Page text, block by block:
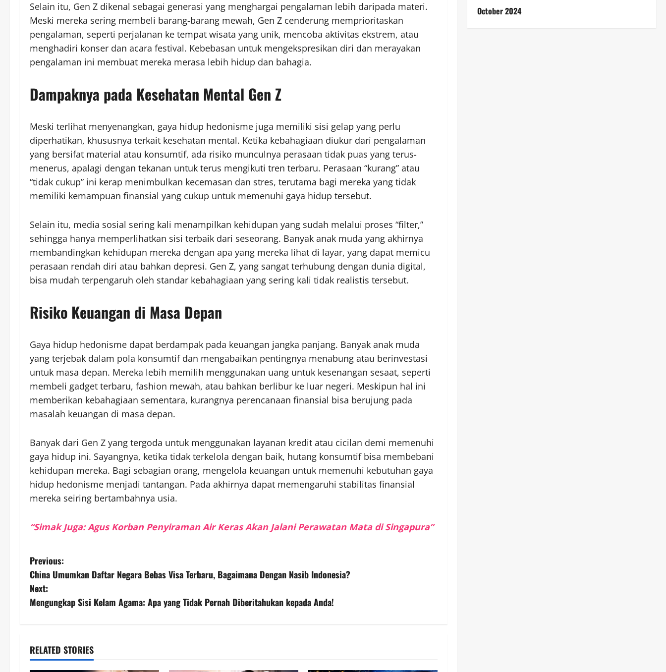
Selain itu, Gen Z dikenal sebagai generasi yang menghargai pengalaman lebih daripada materi.
Meski mereka sering membeli barang-barang mewah, Gen Z cenderung memprioritaskan
pengalaman, seperti perjalanan ke tempat wisata yang unik, mencoba aktivitas ekstrem, atau
menghadiri konser dan acara festival. Kebebasan untuk mengekspresikan diri dan merayakan
pengalaman ini membuat mereka merasa lebih hidup dan bahagia.
Dampaknya pada Kesehatan Mental Gen Z
Meski terlihat menyenangkan, gaya hidup hedonisme juga memiliki sisi gelap yang perlu
diperhatikan, khususnya terkait kesehatan mental. Ketika kebahagiaan diukur dari pengalaman
yang bersifat material atau konsumtif, ada risiko munculnya perasaan tidak puas yang terus-
menerus, apalagi dengan tekanan untuk terus mengikuti tren terbaru. Perasaan “kurang” atau
“tidak cukup” ini kerap menimbulkan kecemasan dan stres, terutama bagi mereka yang tidak
memiliki kemampuan finansial yang cukup untuk memenuhi gaya hidup tersebut.
Selain itu, media sosial sering kali menampilkan kehidupan yang sudah melalui proses “filter,”
sehingga hanya memperlihatkan sisi terbaik dari seseorang. Banyak anak muda yang akhirnya
membandingkan kehidupan mereka dengan apa yang mereka lihat di layar, yang dapat memicu
perasaan rendah diri atau bahkan depresi. Gen Z, yang sangat terhubung dengan dunia digital,
bisa mudah terpengaruh oleh standar kebahagiaan yang sering kali tidak realistis tersebut.
Risiko Keuangan di Masa Depan
Gaya hidup hedonisme dapat berdampak pada keuangan jangka panjang. Banyak anak muda
yang terjebak dalam pola konsumtif dan mengabaikan pentingnya menabung atau berinvestasi
untuk masa depan. Mereka lebih memilih menggunakan uang untuk kesenangan sesaat, seperti
membeli gadget terbaru, fashion mewah, atau bahkan berlibur ke luar negeri. Meskipun hal ini
memberikan kebahagiaan sementara, kurangnya perencanaan finansial bisa berujung pada
masalah keuangan di masa depan.
Banyak dari Gen Z yang tergoda untuk menggunakan layanan kredit atau cicilan demi memenuhi
gaya hidup ini. Sayangnya, ketika tidak terkelola dengan baik, hutang konsumtif bisa membebani
kehidupan mereka. Bagi sebagian orang, mengelola keuangan untuk memenuhi kebutuhan gaya
hidup hedonisme menjadi tantangan. Pada akhirnya dapat memengaruhi stabilitas finansial
mereka seiring bertambahnya usia.
“Simak Juga: Agus Korban Penyiraman Air Keras Akan Jalani Perawatan Mata di Singapura”
P
o
s
n
a
Previous:
China Umumkan Daftar Negara Bebas Visa Terbaru, Bagaimana Dengan Nasib Indonesia?
Next:
Mengungkap Sisi Kelam Agama: Apa yang Tidak Pernah Diberitahukan kepada Anda!
RELATED STORIES
October 2024